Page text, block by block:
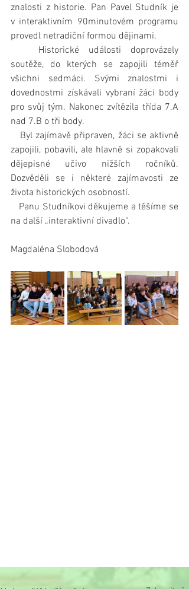
znalosti z historie. Pan Pavel Studník je
v interaktivním 90minutovém programu
provedl netradiční formou dějinami.
Historické události doprovázely
soutěže, do kterých se zapojili téměř
všichni sedmáci. Svými znalostmi i
dovednostmi získávali vybraní žáci body
pro svůj tým. Nakonec zvítězila třída 7.A
nad 7.B o tři body.
Byl zajímavě připraven, žáci se aktivně
zapojili, pobavili, ale hlavně si zopakovali
dějepisné učivo nižších ročníků.
Dozvěděli se i některé zajímavosti ze
života historických osobností.
Panu Studníkovi děkujeme a těšíme se
na další „interaktivní divadlo“.
Magdaléna Slobodová